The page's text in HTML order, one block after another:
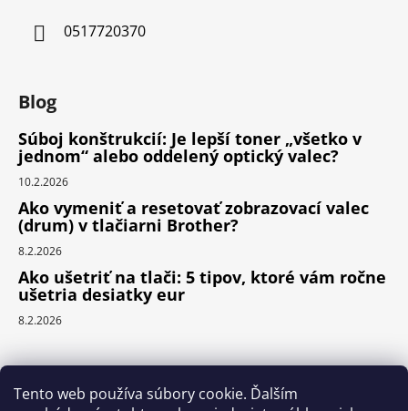
Tento web používa súbory cookie. Ďalším
0517720370
Blog
Súboj konštrukcií: Je lepší toner „všetko v
jednom“ alebo oddelený optický valec?
10.2.2026
Ako vymeniť a resetovať zobrazovací valec
(drum) v tlačiarni Brother?
8.2.2026
Ako ušetriť na tlači: 5 tipov, ktoré vám ročne
ušetria desiatky eur
8.2.2026
Prijímame online platby